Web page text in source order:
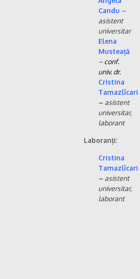
Candu –
asistent
universitar
Elena
Musteață
– conf.
univ. dr.
Cristina
Tamazlîcari
– asistent
universitar,
laborant
Laboranți:
Cristina
Tamazlîcari
– asistent
universitar,
laborant